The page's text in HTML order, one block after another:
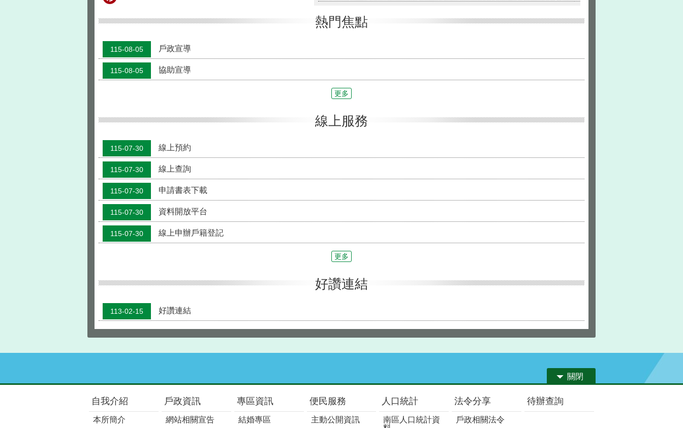
熱門焦點
115-08-05 戶政宣導
115-08-05 協助宣導
更多
線上服務
115-07-30 線上預約
115-07-30 線上查詢
115-07-30 申請書表下載
115-07-30 資料開放平台
115-07-30 線上申辦戶籍登記
更多
好讚連結
113-02-15 好讚連結
關閉
自我介紹
本所簡介
戶政資訊
網站相關宣告
專區資訊
結婚專區
便民服務
主動公開資訊
人口統計
南區人口統計資
法令分享
戶政相關法令
待辦查詢